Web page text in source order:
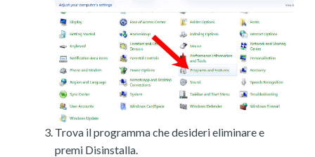
Trova il programma che desideri eliminare e
premi Disinstalla.